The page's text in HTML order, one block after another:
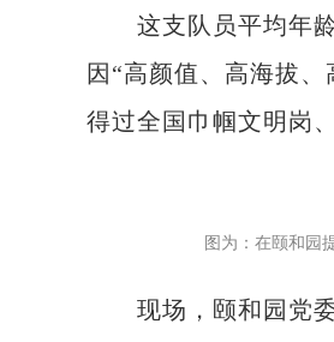
这支队员平均年龄
因“高颜值、高海拔
得过全国巾帼文明岗
图为：在颐和园
现场，颐和园党委